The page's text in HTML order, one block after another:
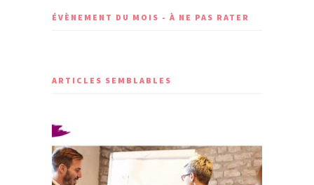
ÉVÈNEMENT DU MOIS - À NE PAS RATER
ARTICLES SEMBLABLES